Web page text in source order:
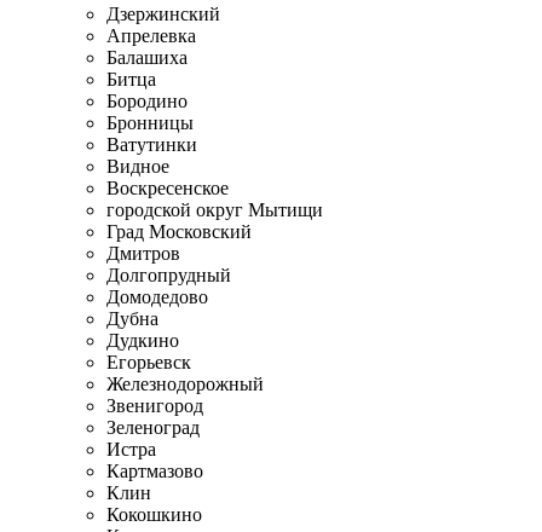
Дзержинский
Апрелевка
Балашиха
Битца
Бородино
Бронницы
Ватутинки
Видное
Воскресенское
городской округ Мытищи
Град Московский
Дмитров
Долгопрудный
Домодедово
Дубна
Дудкино
Егорьевск
Железнодорожный
Звенигород
Зеленоград
Истра
Картмазово
Клин
Кокошкино